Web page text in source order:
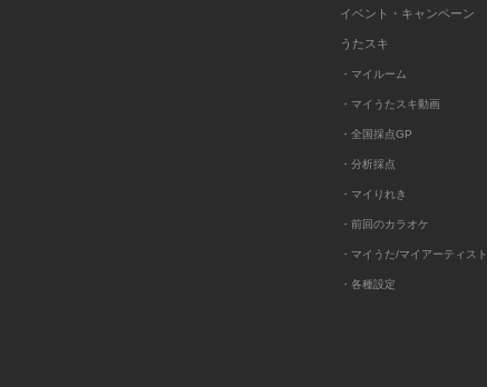
イベント・キャンペーン
うたスキ
・マイルーム
・マイうたスキ動画
・全国採点GP
・分析採点
・マイりれき
・前回のカラオケ
・マイうた/マイアーティスト
・各種設定